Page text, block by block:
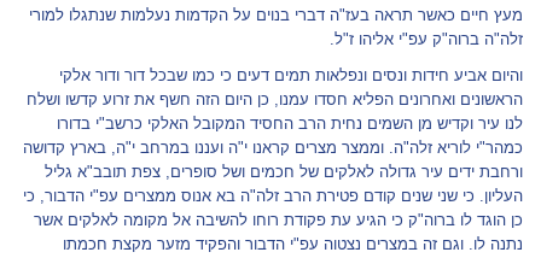
מעץ חיים כאשר תראה בעז"ה דברי בנוים על הקדמות נעלמות שנתגלו למורי
זלה"ה ברוה"ק עפ"י אליהו ז"ל.
והיום אביע חידות ונסים ונפלאות תמים דעים כי כמו שבכל דור ודור אלקי
הראשונים ואחרונים הפליא חסדו עמנו, כן היום הזה חשף את זרוע קדשו ושלח
לנו עיר וקדיש מן השמים נחית הרב החסיד המקובל האלקי כרשב"י בדורו
כמהר"י לוריא זלה"ה. וממצר מצרים קראנו י"ה ועננו במרחב י"ה, בארץ קדושה
ורחבת ידים עיר גדולה לאלקים של חכמים ושל סופרים, צפת תובב"א גליל
העליון. כי שני שנים קודם פטירת הרב זלה"ה בא אנוס ממצרים עפ"י הדבור, כי
כן הוגד לו ברוה"ק כי הגיע עת פקודת רוחו להשיבה אל מקומה לאלקים אשר
נתנה לו. וגם זה במצרים נצטוה עפ"י הדבור והפקיד מזער מקצת חכמתו